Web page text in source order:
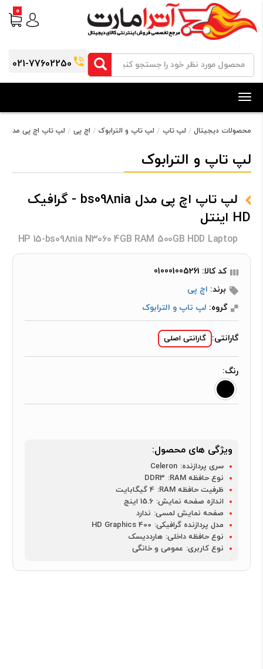
021-77602250
0
Toggle
navigation
محصولات دیجیتال لپ تاپ لپ تاپ و الترابوک اچ پی لپ تاپ اچ پی مدل bs098nia - گرافیک HD اینتل
لپ تاپ و الترابوک
لپ تاپ اچ پی مدل bs098nia - گرافیک
HD اینتل
HP 15-bs098nia N3060 4GB RAM 500GB HDD Laptop
کد کالا: 010001005261
برند: اچ پی
گروه: لپ تاپ و الترابوک
گارانتی: گارانتی اصلی
رنگ:
ویژگی های محصول:
سری پردازنده: Celeron
نوع حافظه RAM:
DDR3
ظرفیت حافظه RAM:
4 گیگابایت
اندازه صفحه نمایش: 15.6 اینچ
صفحه نمایش لمسی: ندارد
مدل پردازنده گرافیکی: HD Graphics 400
نوع حافظه داخلی: هارددیسک
نوع کاربری: عمومی و خانگی